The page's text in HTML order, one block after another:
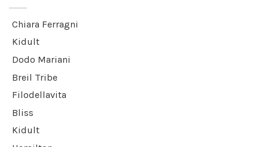
Chiara Ferragni
Kidult
Dodo Mariani
Breil Tribe
Filodellavita
Bliss
Kidult